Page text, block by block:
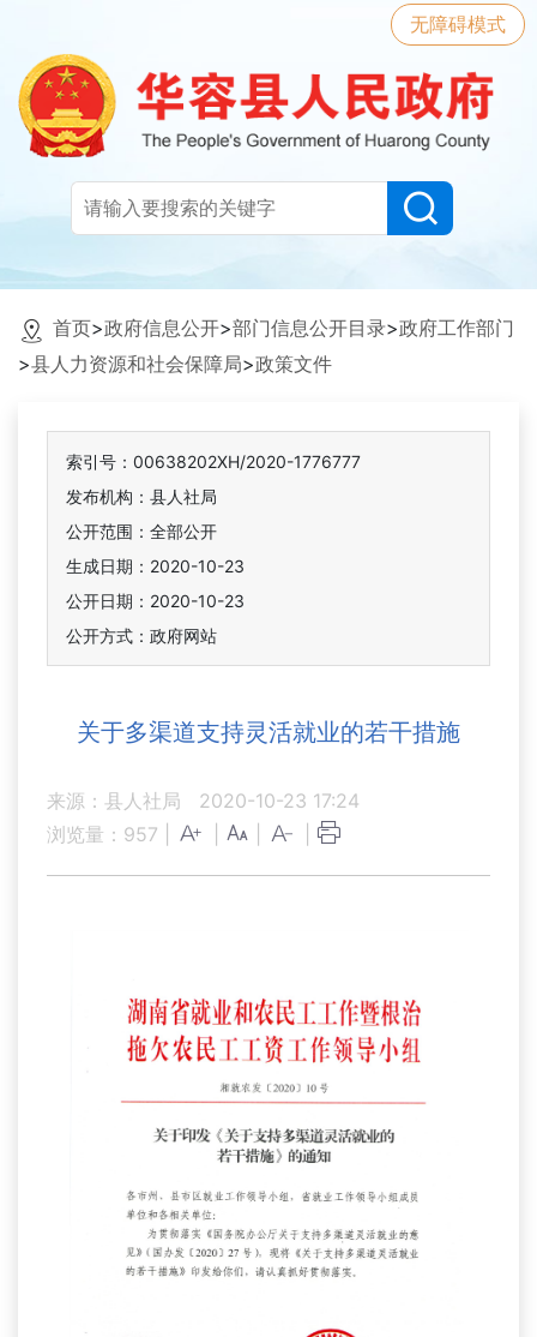
无障碍模式
首页>政府信息公开>部门信息公开目录>政府工作部门
>县人力资源和社会保障局>政策文件
索引号：00638202XH/2020-1776777
发布机构：县人社局
公开范围：全部公开
生成日期：2020-10-23
公开日期：2020-10-23
公开方式：政府网站
关于多渠道支持灵活就业的若干措施
来源：县人社局
2020-10-23 17:24
浏览量： 957